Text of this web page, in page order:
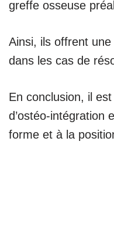
greffe osseuse
Ainsi, ils offrent
dans les cas de
En conclusion, il est
d’ostéo-intégration
forme et à la